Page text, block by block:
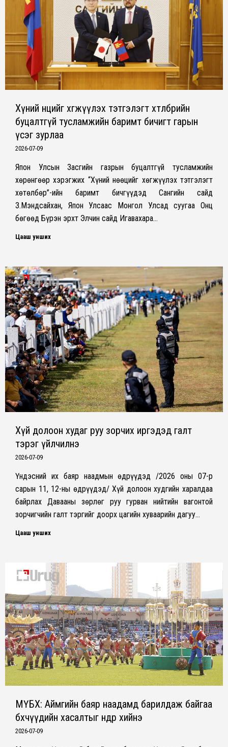
Хүний нөөцийг хөгжүүлэх тэтгэлэгт хөтөлбөрийн
буцалтгүй тусламжийн баримт бичигт гарын
үсэг зурлаа
2026-07-09
Япон Улсын Засгийн газрын буцалтгүй тусламжийн
хөрөнгөөр хэрэгжих “Хүний нөөцийг хөгжүүлэх тэтгэлэгт
хөтөлбөр”-ийн баримт бичгүүдэд Сангийн сайд
З.Мэндсайхан, Япон Улсаас Монгол Улсад суугаа Онц
бөгөөд Бүрэн эрхт Элчин сайд Игавахара…
Цааш унших
Хүй долоон худаг руу зорчих иргэдэд галт
тэрэг үйлчилнэ
2026-07-09
Үндэсний их баяр наадмын өдрүүдэд /2026 оны 07-р
сарын 11, 12-ны өдрүүдэд/ Хүй долоон худгийн харалдаа
байрлах Давааны зөрлөг руу гурван нийтийн вагонтой
зорчигчийн галт тэргийг доорх цагийн хуваарийн дагуу…
Цааш унших
МҮБХ: Аймгийн баяр наадамд барилдаж байгаа
бөхчүүдийн хасалтыг өнөөдөр хийнэ
2026-07-09